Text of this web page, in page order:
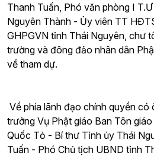
Thanh Tuấn, Phó văn phòng I
Nguyên Thành - Ủy viên TT
GHPGVN tỉnh Thái Nguyên, chư
trường và đông đảo nhân dân
về tham dự.
Về phía lãnh đạo chính quyền có
trưởng Vụ Phật giáo Ban Tôn
Quốc Tỏ - Bí thư Tỉnh ủy Thái
Tuấn - Phó Chủ tịch UBND tỉnh